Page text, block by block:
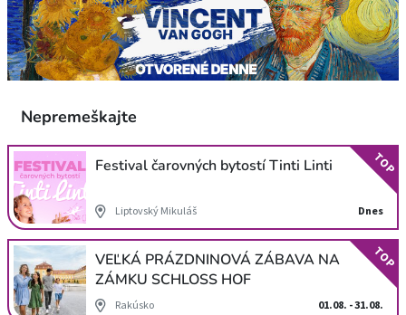
Nepremeškajte
Festival čarovných bytostí Tinti Linti
Liptovský Mikuláš Dnes
TOP
VEĽKÁ PRÁZDNINOVÁ ZÁBAVA NA
ZÁMKU SCHLOSS HOF
Rakúsko 01.08. - 31.08.
TOP